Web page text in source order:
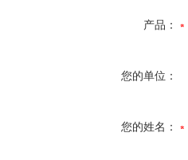
产品：
您的单位：
您的姓名：